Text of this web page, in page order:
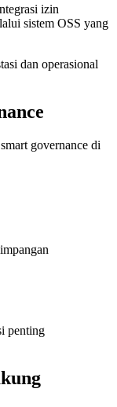
izin
sistem OSS yang
dan operasional
governance di
penting